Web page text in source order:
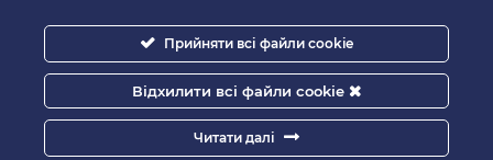
Прийняти всі файли cookie
Відхилити всі файли cookie
Читати далі